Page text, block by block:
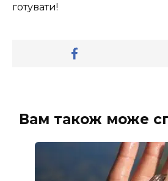
готувати!
Вам також може